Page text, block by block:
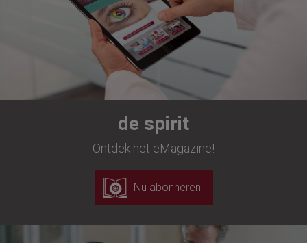
de spirit
Ontdek het eMagazine!
Nu abonneren